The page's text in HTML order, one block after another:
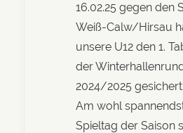
16.02.25 gegen den
Weiß-Calw/Hirsau
unsere U12 den 1.
der
2024/2025 gesichert.
Am wohl
Spieltag der Saison